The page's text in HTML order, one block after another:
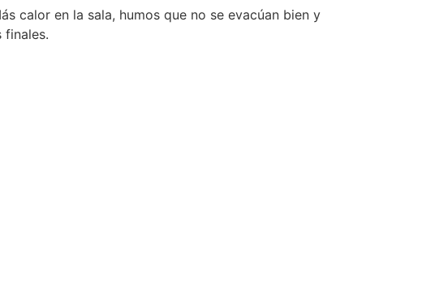
calor en la sala, humos que no se evacúan bien y
finales.